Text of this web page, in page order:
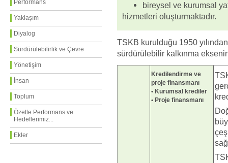
Performans
Yaklaşım
Diyalog
Sürdürülebilirlik ve Çevre
Yönetişim
İnsan
Toplum
Özetle Performans ve
Hedeflerimiz...
Ekler
bireysel ve kurumsal
hizmetleri oluşturmaktadır.
TSKB kurulduğu 1950
sürdürülebilir kalkınma
Kredilendirme ve
proje finansmanı
• Kurumsal krediler
• Proje finansmanı